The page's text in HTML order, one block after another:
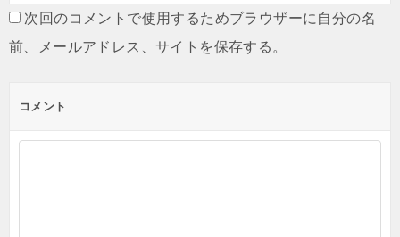
次回のコメントで使用するためブラウザーに自分の名
前、メールアドレス、サイトを保存する。
コメント